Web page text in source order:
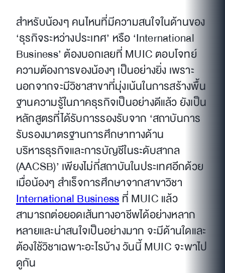
สำหรับน้องๆ คนไหนที่มีความสนใจในด้านของ
‘ธุรกิจระหว่างประเทศ’ หรือ ‘International
Business’ ต้องบอกเลยที่ MUIC ตอบโจทย์
ความต้องการของน้องๆ เป็นอย่างยิ่ง เพราะ
นอกจากจะมีวิชาสาขาที่มุ่งเน้นในการสร้างพื้น
ฐานความรู้ในภาคธุรกิจเป็นอย่างดีแล้ว ยังเป็น
หลักสูตรที่ได้รับการรองรับจาก ‘สถาบันการ
รับรองมาตรฐานการศึกษาทางด้าน
บริหารธุรกิจและการบัญชีในระดับสากล
(AACSB)’ เพียงไม่กี่สถาบันในประเทศอีกด้วย
เมื่อน้องๆ สำเร็จการศึกษาจากสาขาวิชา
International Businessที่ MUIC แล้ว
สามารถต่อยอดเส้นทางอาชีพได้อย่างหลาก
หลายและน่าสนใจเป็นอย่างมาก จะมีด้านใดและ
ต้องใช้วิชาเฉพาะอะไรบ้าง วันนี้ MUIC จะพาไป
ดูกัน